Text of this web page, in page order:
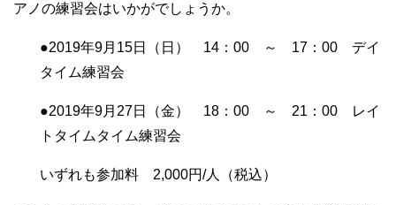
アノの練習会はいかがでしょうか。
●2019年9月15日（日） 14：00 ～ 17：00 デイ
タイム練習会
●2019年9月27日（金） 18：00 ～ 21：00 レイ
トタイムタイム練習会
いずれも参加料 2,000円/人（税込）